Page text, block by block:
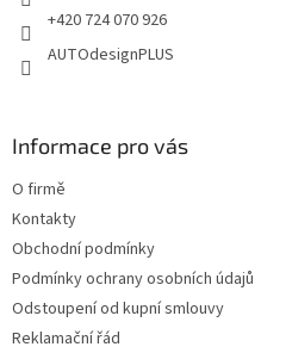
+420 724 070 926
AUTOdesignPLUS
Informace pro vás
O firmě
Kontakty
Obchodní podmínky
Podmínky ochrany osobních údajů
Odstoupení od kupní smlouvy
Reklamační řád